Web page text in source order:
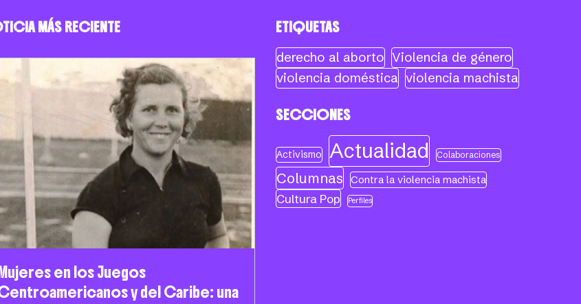
MÁS RECIENTE
en los Juegos
y del Caribe: una
ETIQUETAS
derecho al aborto Violencia de género
violencia doméstica violencia machista
SECCIONES
Activismo Actualidad Colaboraciones
Columnas Contra la violencia machista
Cultura Pop Perfiles